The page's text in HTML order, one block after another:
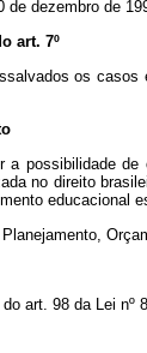
de dezembro de
art. 7º
os
a possibilidade
no direito
educacional
do art. 98 da Lei nº